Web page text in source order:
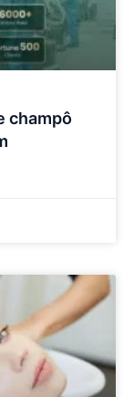
champô